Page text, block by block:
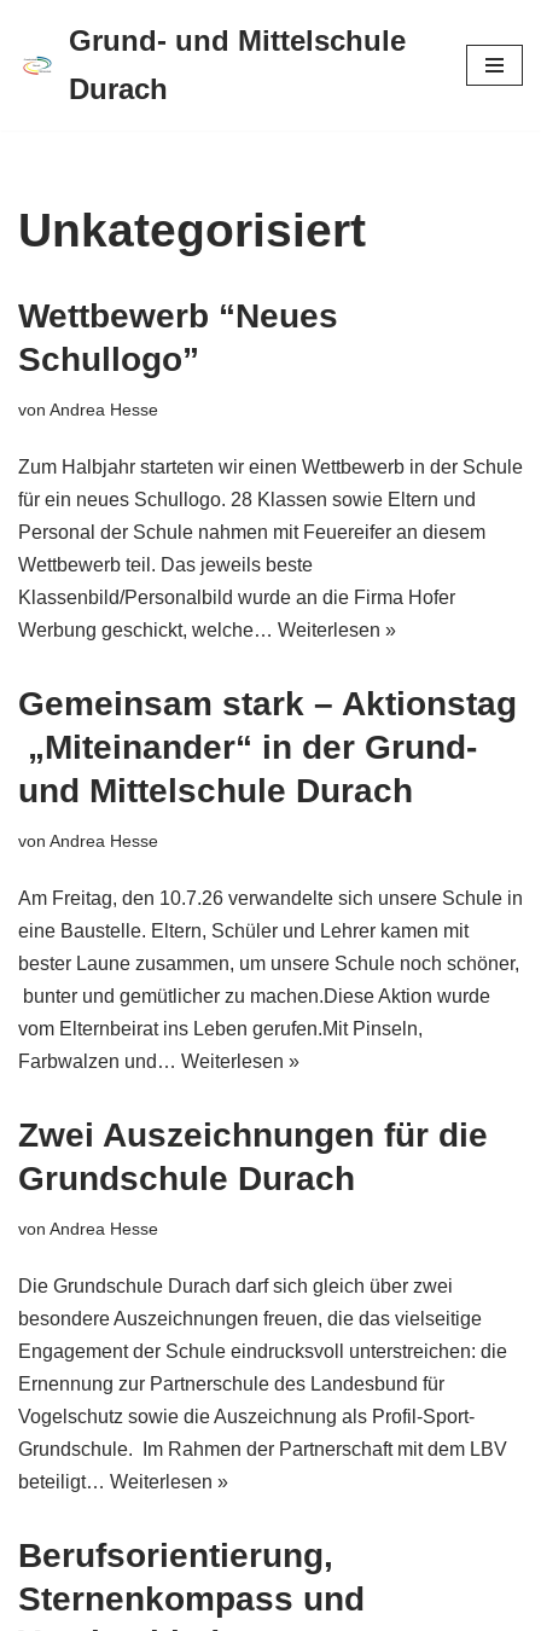
Zum
Grund- und Mittelschule
Durach
Unkategorisiert
Wettbewerb “Neues
Schullogo”
von Andrea Hesse
Zum Halbjahr starteten wir einen Wettbewerb in der Schule
für ein neues Schullogo. 28 Klassen sowie Eltern und
Personal der Schule nahmen mit Feuereifer an diesem
Wettbewerb teil. Das jeweils beste
Klassenbild/Personalbild wurde an die Firma Hofer
Werbung geschickt, welche… Weiterlesen »
Gemeinsam stark – Aktionstag
„Miteinander“ in der Grund-
und Mittelschule Durach
von Andrea Hesse
Am Freitag, den 10.7.26 verwandelte sich unsere Schule in
eine Baustelle. Eltern, Schüler und Lehrer kamen mit
bester Laune zusammen, um unsere Schule noch schöner,
bunter und gemütlicher zu machen.Diese Aktion wurde
vom Elternbeirat ins Leben gerufen.Mit Pinseln,
Farbwalzen und… Weiterlesen »
Zwei Auszeichnungen für die
Grundschule Durach
von Andrea Hesse
Die Grundschule Durach darf sich gleich über zwei
besondere Auszeichnungen freuen, die das vielseitige
Engagement der Schule eindrucksvoll unterstreichen: die
Ernennung zur Partnerschule des Landesbund für
Vogelschutz sowie die Auszeichnung als Profil-Sport-
Grundschule. Im Rahmen der Partnerschaft mit dem LBV
beteiligt… Weiterlesen »
Berufsorientierung,
Sternenkompass und